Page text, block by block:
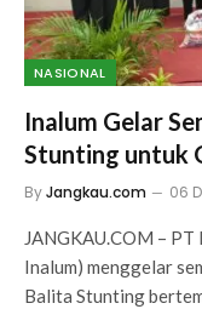
NASIONAL
Inalum Gelar
Stunting untuk
ByJangkau.com 06
JANGKAU.COM –
Inalum) menggelar
Balita Stunting